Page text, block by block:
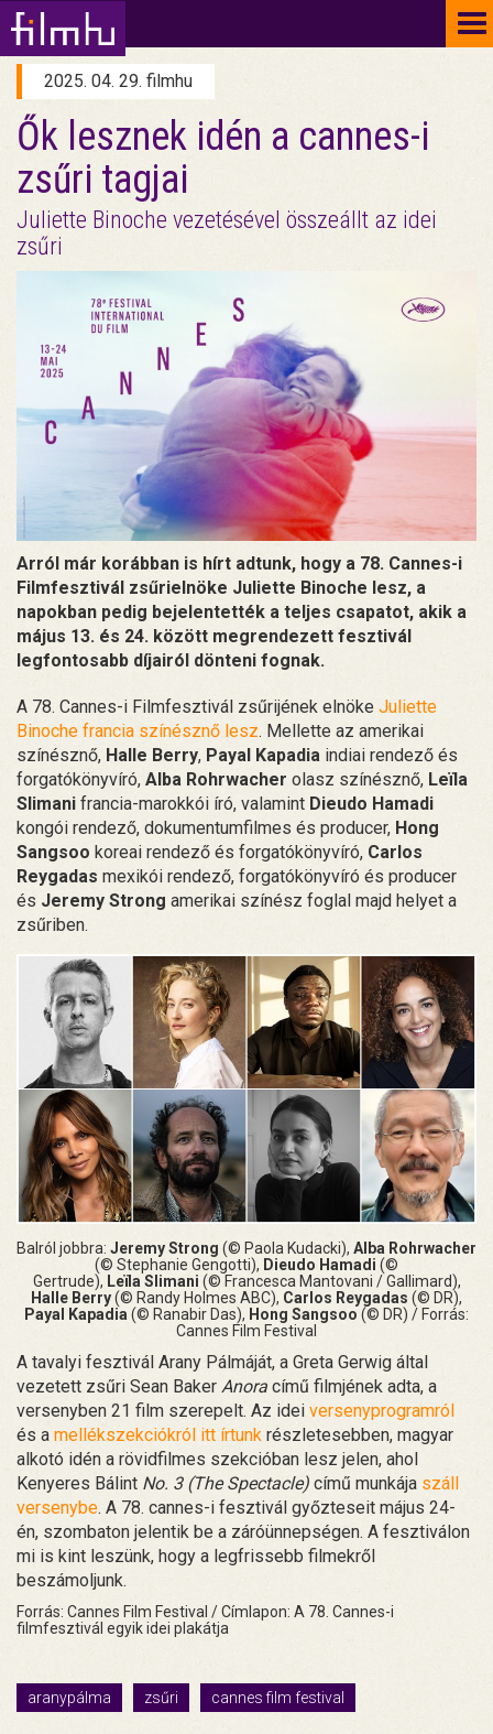
2025. 04. 29. filmhu
Ők lesznek idén a cannes-i
zsűri tagjai
Juliette Binoche vezetésével összeállt az idei
zsűri
Arról már korábban is hírt adtunk, hogy a 78. Cannes-i
Filmfesztivál zsűrielnöke Juliette Binoche lesz, a
napokban pedig bejelentették a teljes csapatot, akik a
május 13. és 24. között megrendezett fesztivál
legfontosabb díjairól dönteni fognak.
A 78. Cannes-i Filmfesztivál zsűrijének elnöke Juliette
Binoche francia színésznő lesz. Mellette az amerikai
színésznő, Halle Berry, Payal Kapadia indiai rendező és
forgatókönyvíró, Alba Rohrwacher olasz színésznő, Leïla
Slimani francia-marokkói író, valamint Dieudo Hamadi
kongói rendező, dokumentumfilmes és producer, Hong
Sangsoo koreai rendező és forgatókönyvíró, Carlos
Reygadas mexikói rendező, forgatókönyvíró és producer
és Jeremy Strong amerikai színész foglal majd helyet a
zsűriben.
Balról jobbra: Jeremy Strong (© Paola Kudacki), Alba Rohrwacher
(© Stephanie Gengotti), Dieudo Hamadi (©
Gertrude), Leïla Slimani (© Francesca Mantovani / Gallimard),
Halle Berry(© Randy Holmes ABC), Carlos Reygadas (© DR),
Payal Kapadia (© Ranabir Das), Hong Sangsoo (© DR) / Forrás:
Cannes Film Festival
A tavalyi fesztivál Arany Pálmáját, a Greta Gerwig által
vezetett zsűri Sean Baker Anora című filmjének adta, a
versenyben 21 film szerepelt. Az idei versenyprogramról
és a mellékszekciókról itt írtunk részletesebben, magyar
alkotó idén a rövidfilmes szekcióban lesz jelen, ahol
Kenyeres Bálint No. 3 (The Spectacle) című munkája száll
versenybe. A 78. cannes-i fesztivál győzteseit május 24-
én, szombaton jelentik be a záróünnepségen. A fesztiválon
mi is kint leszünk, hogy a legfrissebb filmekről
beszámoljunk.
Forrás: Cannes Film Festival / Címlapon: A 78. Cannes-i
filmfesztivál egyik idei plakátja
aranypálma zsűri cannes film festival